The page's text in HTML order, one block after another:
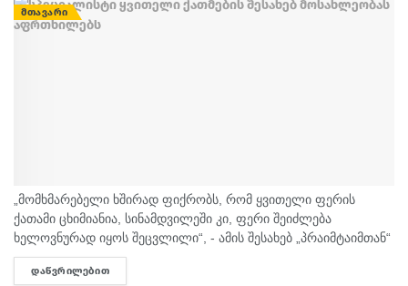
ᲛᲗᲐᲕᲐᲠᲘ
„მომხმარებელი ხშირად ფიქრობს, რომ ყვითელი ფერის
ქათამი ცხიმიანია, სინამდვილეში კი, ფერი შეიძლება
ხელოვნურად იყოს შეცვლილი“, - ამის შესახებ „პრაიმტაიმთან“
სურსათის უვნებლობის სპეციალისტი, ირაკლი არაბული
საუბრობს. „ბაზარი ითხოვს, რომ ქათამი იყოს...
ᲓᲐᲬᲕᲠᲘᲚᲔᲑᲘᲗ